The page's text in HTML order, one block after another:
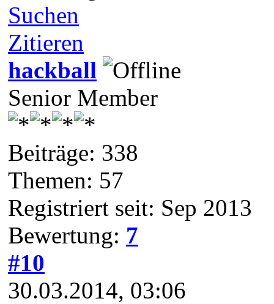
Suchen
Zitieren
hackball
Senior Member
Beiträge: 338
Themen: 57
Registriert seit: Sep 2013
Bewertung: 7
#10
30.03.2014, 03:06